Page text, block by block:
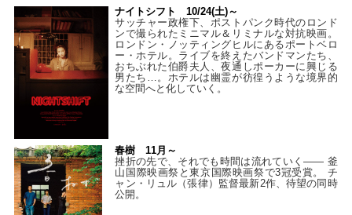
ナイトシフト 10/24(土)～
サッチャー政権下、ポストパンク時代のロンド
ンで撮られたミニマル＆リミナルな対抗映画。
ロンドン・ノッティングヒルにあるポートベロ
ー・ホテル。ライブを終えたバンドマンたち、
おちぶれた伯爵夫人、夜通しポーカーに興じる
男たち…。ホテルは幽霊が彷徨うような境界的
な空間へと化していく。
春樹 11月～
挫折の先で、それでも時間は流れていく—— 釜
山国際映画祭と東京国際映画祭で3冠受賞。 チ
ャン・リュル（張律）監督最新2作、待望の同時
公開。